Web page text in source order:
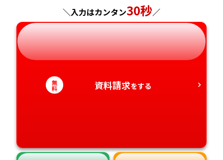
神奈川県
長野県
岐阜県
静岡県
愛知県
兵庫県
奈良県
和歌山県
広島県
山口県
徳島県
香川県
高知県
長崎県
熊本県
宮崎県
沖縄県
＼入力はカンタン30秒／
無
料 資料請求をする